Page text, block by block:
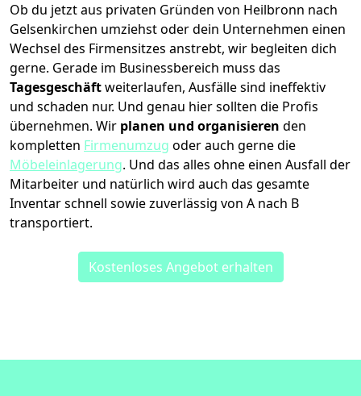
Ob du jetzt aus privaten Gründen von Heilbronn nach
Gelsenkirchen umziehst oder dein Unternehmen einen
Wechsel des Firmensitzes anstrebt, wir begleiten dich
gerne. Gerade im Businessbereich muss das
Tagesgeschäftweiterlaufen, Ausfälle sind ineffektiv
und schaden nur. Und genau hier sollten die Profis
übernehmen. Wir planen und organisieren den
kompletten Firmenumzug oder auch gerne die
Möbeleinlagerung. Und das alles ohne einen Ausfall der
Mitarbeiter und natürlich wird auch das gesamte
Inventar schnell sowie zuverlässig von A nach B
transportiert.
Kostenloses Angebot erhalten